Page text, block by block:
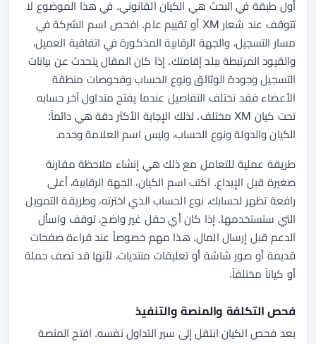
أول طبقة في البحث هي الكيان القانوني. في هذا الموضوع لا
تتوقف عند شعار XM أو تقييم عام. افحص اسم الشركة في
مسار التسجيل، والجهة الرقابية المذكورة في اتفاقية العميل،
والقيود المرتبطة ببلد إقامتك. إذا كان المقال يتحدث عن بيانات
التسجيل وجودة الوثائق ونوع الحساب وفحوصات منطقة
الأعضاء فقد تختلف التفاصيل عندما يفتح متداول آخر حسابه
تحت كيان XM مختلف. لذلك الإجابة الأكثر دقة هي دائماً:
الكيان والدولة ونوع الحساب، وليس اسم العلامة وحده.
طريقة عملية للتعامل مع ذلك هي إنشاء ملاحظة مقارنة
صغيرة قبل الإيداع. اكتب اسم الكيان، الجهة الرقابية، أعلى
رافعة تظهر لحسابك، نوع الحساب الذي اخترته، وطريقة التمويل
التي ستستخدمها. إذا كان أي حقل غير واضح، توقف واسأل
الدعم قبل إرسال المال. هذا مهم خصوصاً عند قراءة صفحات
قديمة أو صور شاشة أو تعليقات منتديات، لأنها قد تصف حملة
أو كياناً مختلفاً.
فحص التكلفة والمنصة والتنفيذ
بعد فحص الكيان انتقل إلى سير التداول نفسه. افتح المنصة